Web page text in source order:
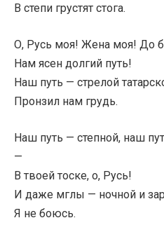
В степи грустят стога.
О, Русь моя! Жена моя! До
Нам ясен долгий путь!
Наш путь — стрелой
Пронзил нам грудь.
Наш путь — степной, наш
—
В твоей тоске, о, Русь!
И даже мглы — ночной и
Я не боюсь.